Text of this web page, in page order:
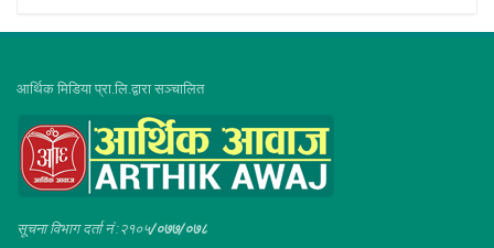
आर्थिक मिडिया प्रा.लि.द्वारा सञ्चालित
सूचना विभाग दर्ता नं :२१०५/०७७/०७८